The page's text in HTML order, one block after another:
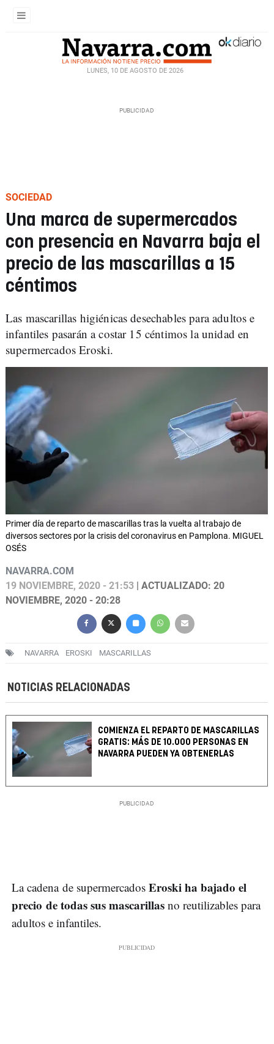
LUNES, 10 DE AGOSTO DE 2026
SOCIEDAD
Una marca de supermercados
con presencia en Navarra baja el
precio de las mascarillas a 15
céntimos
Las mascarillas higiénicas desechables para adultos e
infantiles pasarán a costar 15 céntimos la unidad en
supermercados Eroski.
Primer día de reparto de mascarillas tras la vuelta al trabajo de
diversos sectores por la crisis del coronavirus en Pamplona. MIGUEL
OSÉS
NAVARRA.COM
19 NOVIEMBRE, 2020 - 21:53 | ACTUALIZADO: 20
NOVIEMBRE, 2020 - 20:28
NAVARRA EROSKI MASCARILLAS
NOTICIAS RELACIONADAS
COMIENZA EL REPARTO DE MASCARILLAS
GRATIS: MÁS DE 10.000 PERSONAS EN
NAVARRA PUEDEN YA OBTENERLAS
La cadena de supermercados Eroski ha bajado el
precio de todas sus mascarillas no reutilizables para
adultos e infantiles.